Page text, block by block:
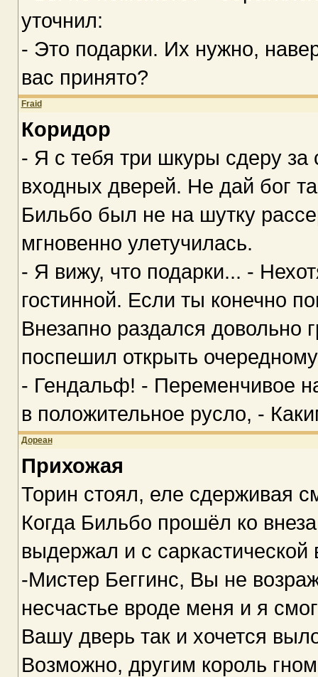
уточнил:
- Это подарки. Их нужно,
вас принято?
Fraid
Коридор
- Я с тебя три шкуры сдеру за
входных дверей. Не дай бог
Бильбо был не на шутку
мгновенно улетучилась.
- Я вижу, что подарки... -
гостинной. Если ты конечно
Внезапно раздался довольно
поспешил открыть
- Гендальф! - Переменчивое
в положительное русло, -
Дореан
Прихожая
Торин стоял, еле сдерживая
Когда Бильбо прошёл ко
выдержал и с
-Мистер Беггинс, Вы не
несчастье вроде меня и я
Вашу дверь так и хочется
Возможно, другим король